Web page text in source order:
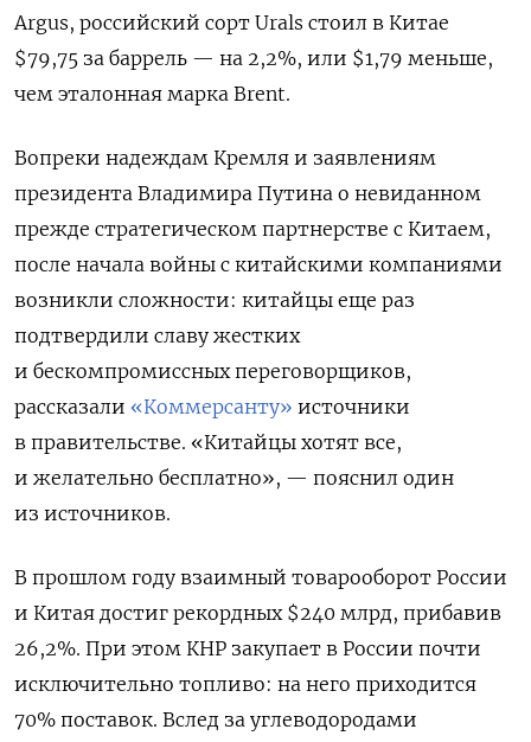
Argus, российский сорт Urals стоил в Китае
$79,75 за баррель — на 2,2%, или $1,79 меньше,
чем эталонная марка Brent.
Вопреки надеждам Кремля и заявлениям
президента Владимира Путина о невиданном
прежде стратегическом партнерстве с Китаем,
после начала войны с китайскими компаниями
возникли сложности: китайцы еще раз
подтвердили славу жестких
и бескомпромиссных переговорщиков,
рассказали «Коммерсанту» источники
в правительстве. «Китайцы хотят все,
и желательно бесплатно», — пояснил один
из источников.
В прошлом году взаимный товарооборот России
и Китая достиг рекордных $240 млрд, прибавив
26,2%. При этом КНР закупает в России почти
исключительно топливо: на него приходится
70% поставок. Вслед за углеводородами